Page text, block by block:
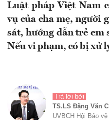
Luật pháp Việt Nam
vụ của cha mẹ, người
sát, hướng dẫn trẻ em
Nếu vi phạm, có bị xử
Trả lời bởi
TS.LS Đặng Văn
UVBCH Hội Bảo